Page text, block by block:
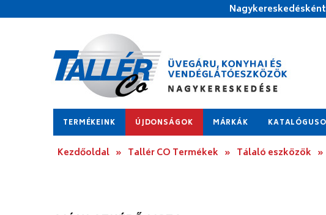
TERMÉKEINK ÚJDONSÁGOK MÁRKÁK
Kezdőoldal » Tallér CO Termékek » Tálaló eszközök »